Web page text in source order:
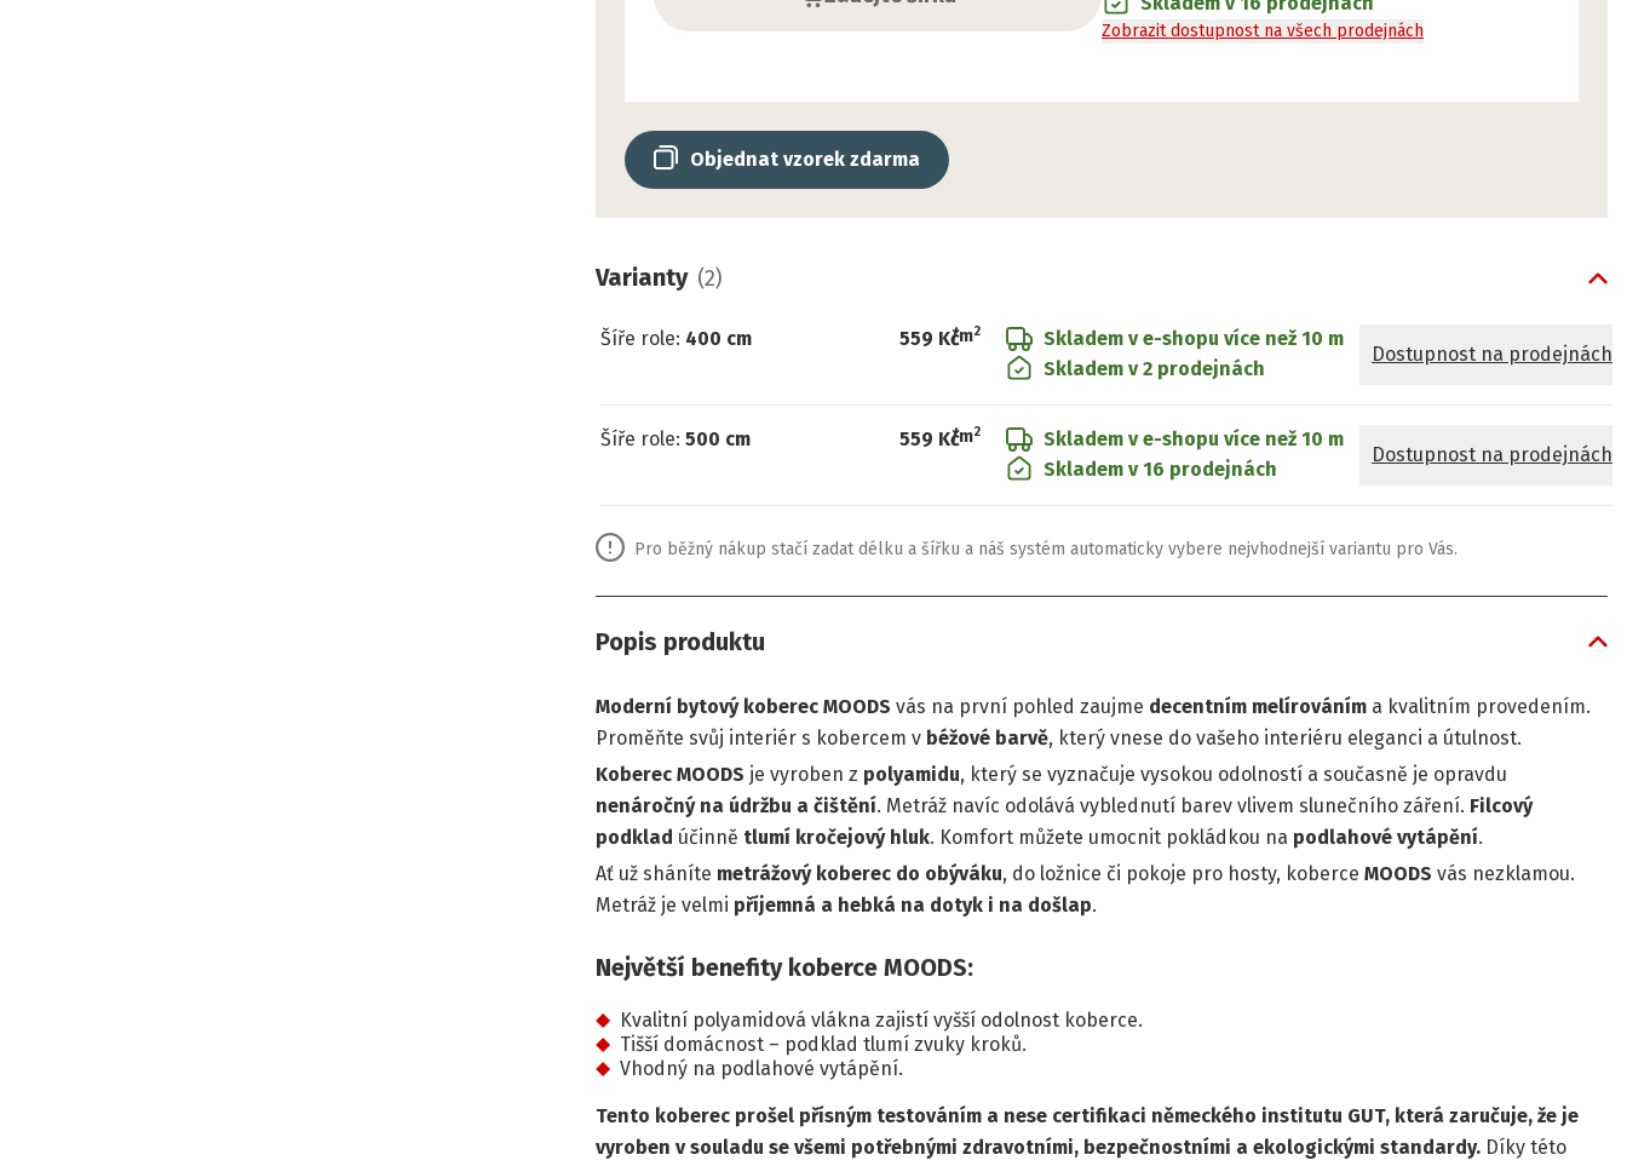
Zobrazit dostupnost na všech prodejnách
Objednat vzorek zdarma
Varianty (2)
Šíře role: 400 cm 559 Kč
/m2 Skladem v e-shopu více než 10 m
Skladem v 2 prodejnách
Dostupnost na prodejnách
Šíře role: 500 cm 559 Kč
/m2 Skladem v e-shopu více než 10 m
Skladem v 16 prodejnách
Dostupnost na prodejnách
Pro běžný nákup stačí zadat délku a šířku a náš systém automaticky vybere nejvhodnejší variantu pro Vás.
Popis produktu
Moderní bytový koberec MOODS vás na první pohled zaujme decentním melírováním a kvalitním provedením.
Proměňte svůj interiér s kobercem v béžové barvě, který vnese do vašeho interiéru eleganci a útulnost.
Koberec MOODS je vyroben z polyamidu, který se vyznačuje vysokou odolností a současně je opravdu
nenáročný na údržbu a čištění. Metráž navíc odolává vyblednutí barev vlivem slunečního záření. Filcový
podklad účinně tlumí kročejový hluk. Komfort můžete umocnit pokládkou na podlahové vytápění.
Ať už sháníte metrážový koberec do obýváku, do ložnice či pokoje pro hosty, koberce MOODS vás nezklamou.
Metráž je velmi příjemná a hebká na dotyk i na došlap.
Největší benefity koberce MOODS:
Kvalitní polyamidová vlákna zajistí vyšší odolnost koberce.
Tišší domácnost – podklad tlumí zvuky kroků.
Vhodný na podlahové vytápění.
Tento koberec prošel přísným testováním a nese certifikaci německého institutu GUT, která zaručuje, že je
vyroben v souladu se všemi potřebnými zdravotními, bezpečnostními a ekologickými standardy. Díky této